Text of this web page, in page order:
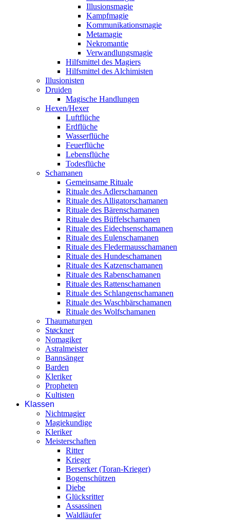
Illusionsmagie
Kampfmagie
Kommunikationsmagie
Metamagie
Nekromantie
Verwandlungsmagie
Hilfsmittel des Magiers
Hilfsmittel des Alchimisten
Illusionisten
Druiden
Magische Handlungen
Hexen/Hexer
Luftflüche
Erdflüche
Wasserflüche
Feuerflüche
Lebensflüche
Todesflüche
Schamanen
Gemeinsame Rituale
Rituale des Adlerschamanen
Rituale des Alligatorschamanen
Rituale des Bärenschamanen
Rituale des Büffelschamanen
Rituale des Eidechsenschamanen
Rituale des Eulenschamanen
Rituale des Fledermausschamanen
Rituale des Hundeschamanen
Rituale des Katzenschamanen
Rituale des Rabenschamanen
Rituale des Rattenschamanen
Rituale des Schlangenschamanen
Rituale des Waschbärschamanen
Rituale des Wolfschamanen
Thaumaturgen
Støckner
Nomagiker
Astralmeister
Bannsänger
Barden
Kleriker
Propheten
Kultisten
Klassen
Nichtmagier
Magiekundige
Kleriker
Meisterschaften
Ritter
Krieger
Berserker (Toran-Krieger)
Bogenschützen
Diebe
Glücksritter
Assassinen
Waldläufer